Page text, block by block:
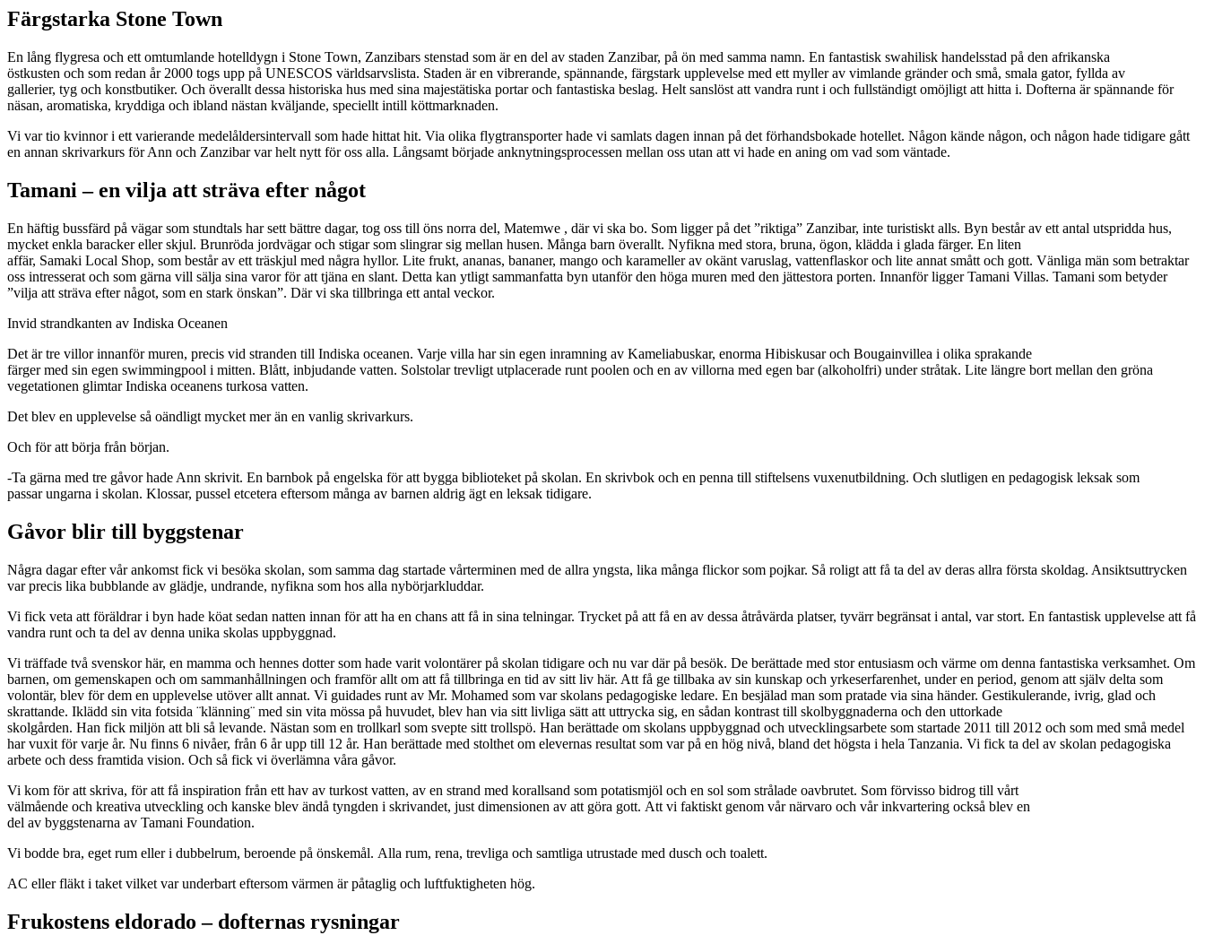
Färgstarka Stone Town
En lång flygresa och ett omtumlande hotelldygn i Stone Town, Zanzibars stenstad som är en del av staden Zanzibar, på ön med samma namn. En fantastisk swahilisk handelsstad på den afrikanska
östkusten och som redan år 2000 togs upp på UNESCOS världsarvslista. Staden är en vibrerande, spännande, färgstark upplevelse med ett myller av vimlande gränder och små, smala gator, fyllda av
gallerier, tyg och konstbutiker. Och överallt dessa historiska hus med sina majestätiska portar och fantastiska beslag. Helt sanslöst att vandra runt i och fullständigt omöjligt att hitta i. Dofterna är spännande för
näsan, aromatiska, kryddiga och ibland nästan kväljande, speciellt intill köttmarknaden.
Vi var tio kvinnor i ett varierande medelåldersintervall som hade hittat hit. Via olika flygtransporter hade vi samlats dagen innan på det förhandsbokade hotellet. Någon kände någon, och någon hade tidigare gått
en annan skrivarkurs för Ann och Zanzibar var helt nytt för oss alla. Långsamt började anknytningsprocessen mellan oss utan att vi hade en aning om vad som väntade.
Tamani – en vilja att sträva efter något
En häftig bussfärd på vägar som stundtals har sett bättre dagar, tog oss till öns norra del, Matemwe , där vi ska bo. Som ligger på det ”riktiga” Zanzibar, inte turistiskt alls. Byn består av ett antal utspridda hus,
mycket enkla baracker eller skjul. Brunröda jordvägar och stigar som slingrar sig mellan husen. Många barn överallt. Nyfikna med stora, bruna, ögon, klädda i glada färger. En liten
affär, Samaki Local Shop, som består av ett träskjul med några hyllor. Lite frukt, ananas, bananer, mango och karameller av okänt varuslag, vattenflaskor och lite annat smått och gott. Vänliga män som betraktar
oss intresserat och som gärna vill sälja sina varor för att tjäna en slant. Detta kan ytligt sammanfatta byn utanför den höga muren med den jättestora porten. Innanför ligger Tamani Villas. Tamani som betyder
”vilja att sträva efter något, som en stark önskan”. Där vi ska tillbringa ett antal veckor.
Invid strandkanten av Indiska Oceanen
Det är tre villor innanför muren, precis vid stranden till Indiska oceanen. Varje villa har sin egen inramning av Kameliabuskar, enorma Hibiskusar och Bougainvillea i olika sprakande
färger med sin egen swimmingpool i mitten. Blått, inbjudande vatten. Solstolar trevligt utplacerade runt poolen och en av villorna med egen bar (alkoholfri) under stråtak. Lite längre bort mellan den gröna
vegetationen glimtar Indiska oceanens turkosa vatten.
Det blev en upplevelse så oändligt mycket mer än en vanlig skrivarkurs.
Och för att börja från början.
-Ta gärna med tre gåvor hade Ann skrivit. En barnbok på engelska för att bygga biblioteket på skolan. En skrivbok och en penna till stiftelsens vuxenutbildning. Och slutligen en pedagogisk leksak som
passar ungarna i skolan. Klossar, pussel etcetera eftersom många av barnen aldrig ägt en leksak tidigare.
Gåvor blir till byggstenar
Några dagar efter vår ankomst fick vi besöka skolan, som samma dag startade vårterminen med de allra yngsta, lika många flickor som pojkar. Så roligt att få ta del av deras allra första skoldag. Ansiktsuttrycken
var precis lika bubblande av glädje, undrande, nyfikna som hos alla nybörjarkluddar.
Vi fick veta att föräldrar i byn hade köat sedan natten innan för att ha en chans att få in sina telningar. Trycket på att få en av dessa åtråvärda platser, tyvärr begränsat i antal, var stort. En fantastisk upplevelse att få
vandra runt och ta del av denna unika skolas uppbyggnad.
Vi träffade två svenskor här, en mamma och hennes dotter som hade varit volontärer på skolan tidigare och nu var där på besök. De berättade med stor entusiasm och värme om denna fantastiska verksamhet. Om
barnen, om gemenskapen och om sammanhållningen och framför allt om att få tillbringa en tid av sitt liv här. Att få ge tillbaka av sin kunskap och yrkeserfarenhet, under en period, genom att själv delta som
volontär, blev för dem en upplevelse utöver allt annat. Vi guidades runt av Mr. Mohamed som var skolans pedagogiske ledare. En besjälad man som pratade via sina händer. Gestikulerande, ivrig, glad och
skrattande. Iklädd sin vita fotsida ¨klänning¨ med sin vita mössa på huvudet, blev han via sitt livliga sätt att uttrycka sig, en sådan kontrast till skolbyggnaderna och den uttorkade
skolgården. Han fick miljön att bli så levande. Nästan som en trollkarl som svepte sitt trollspö. Han berättade om skolans uppbyggnad och utvecklingsarbete som startade 2011 till 2012 och som med små medel
har vuxit för varje år. Nu finns 6 nivåer, från 6 år upp till 12 år. Han berättade med stolthet om elevernas resultat som var på en hög nivå, bland det högsta i hela Tanzania. Vi fick ta del av skolan pedagogiska
arbete och dess framtida vision. Och så fick vi överlämna våra gåvor.
Vi kom för att skriva, för att få inspiration från ett hav av turkost vatten, av en strand med korallsand som potatismjöl och en sol som strålade oavbrutet. Som förvisso bidrog till vårt
välmående och kreativa utveckling och kanske blev ändå tyngden i skrivandet, just dimensionen av att göra gott. Att vi faktiskt genom vår närvaro och vår inkvartering också blev en
del av byggstenarna av Tamani Foundation.
Vi bodde bra, eget rum eller i dubbelrum, beroende på önskemål. Alla rum, rena, trevliga och samtliga utrustade med dusch och toalett.
AC eller fläkt i taket vilket var underbart eftersom värmen är påtaglig och luftfuktigheten hög.
Frukostens eldorado – dofternas rysningar